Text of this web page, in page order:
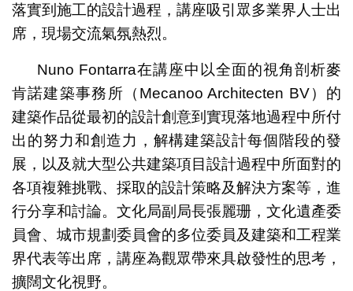
落實到施工的設計過程，講座吸引眾多業界人士出
席，現場交流氣氛熱烈。
Nuno Fontarra在講座中以全面的視角剖析麥
肯諾建築事務所（Mecanoo Architecten BV）的
建築作品從最初的設計創意到實現落地過程中所付
出的努力和創造力，解構建築設計每個階段的發
展，以及就大型公共建築項目設計過程中所面對的
各項複雜挑戰、採取的設計策略及解決方案等，進
行分享和討論。文化局副局長張麗珊，文化遺產委
員會、城市規劃委員會的多位委員及建築和工程業
界代表等出席，講座為觀眾帶來具啟發性的思考，
擴闊文化視野。